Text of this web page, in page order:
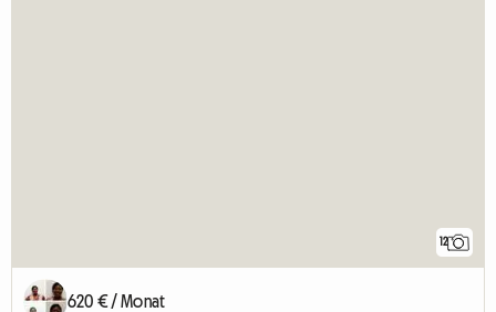
12
620 € / Monat